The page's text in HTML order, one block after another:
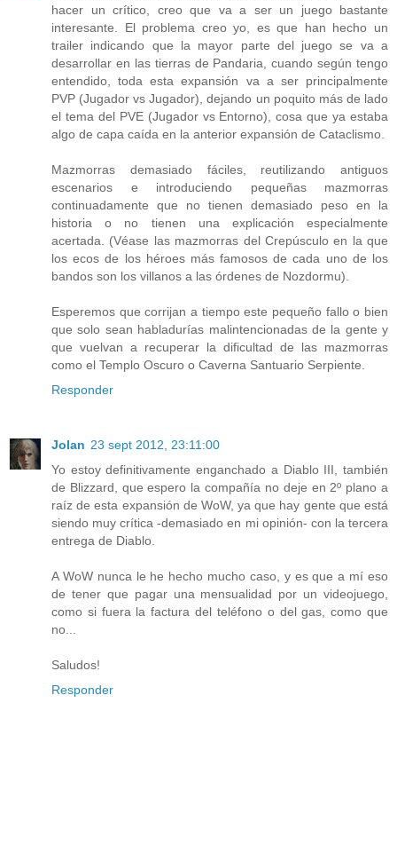
hacer un crítico, creo que va a ser un juego bastante
interesante. El problema creo yo, es que han hecho un
trailer indicando que la mayor parte del juego se va a
desarrollar en las tierras de Pandaria, cuando según tengo
entendido, toda esta expansión va a ser principalmente
PVP (Jugador vs Jugador), dejando un poquito más de lado
el tema del PVE (Jugador vs Entorno), cosa que ya estaba
algo de capa caída en la anterior expansión de Cataclismo.
Mazmorras demasiado fáciles, reutilizando antiguos
escenarios e introduciendo pequeñas mazmorras
continuadamente que no tienen demasiado peso en la
historia o no tienen una explicación especialmente
acertada. (Véase las mazmorras del Crepúsculo en la que
los ecos de los héroes más famosos de cada uno de los
bandos son los villanos a las órdenes de Nozdormu).
Esperemos que corrijan a tiempo este pequeño fallo o bien
que solo sean habladurías malintencionadas de la gente y
que vuelvan a recuperar la dificultad de las mazmorras
como el Templo Oscuro o Caverna Santuario Serpiente.
Responder
Jolan 23 sept 2012, 23:11:00
Yo estoy definitivamente enganchado a Diablo III, también
de Blizzard, que espero la compañía no deje en 2º plano a
raíz de esta expansión de WoW, ya que hay gente que está
siendo muy crítica -demasiado en mi opinión- con la tercera
entrega de Diablo.
A WoW nunca le he hecho mucho caso, y es que a mí eso
de tener que pagar una mensualidad por un videojuego,
como si fuera la factura del teléfono o del gas, como que
no...
Saludos!
Responder